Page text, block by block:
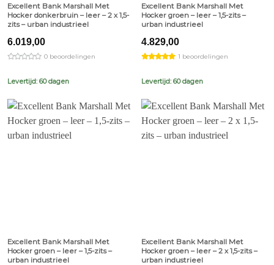
Excellent Bank Marshall Met
Hocker donkerbruin – leer – 2 x 1,5-
zits – urban industrieel
6.019,00
0 beoordelingen
Levertijd: 60 dagen
Excellent Bank Marshall Met
Hocker groen – leer – 1,5-zits –
urban industrieel
4.829,00
1 beoordelingen
Levertijd: 60 dagen
Excellent Bank Marshall Met
Hocker groen – leer – 1,5-zits –
urban industrieel
Excellent Bank Marshall Met
Hocker groen – leer – 2 x 1,5-zits –
urban industrieel